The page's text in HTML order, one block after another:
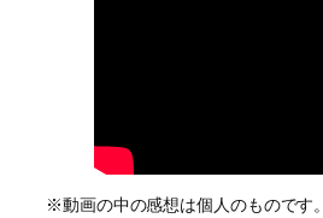
※動画の中の感想は個人のものです。